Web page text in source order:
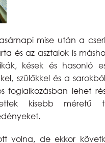
mise után a
és az asztalok is
kések és hasonló
szülőkkel és a
foglalkozásban lehet
kisebb méretű
volna, de ekkor